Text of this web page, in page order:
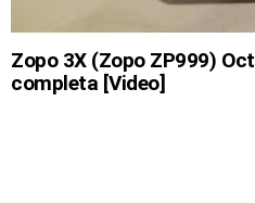
Zopo 3X (Zopo ZP999)
completa [Video]